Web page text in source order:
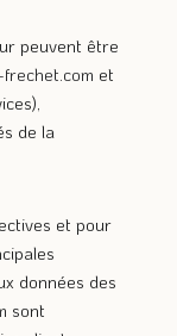
peuvent être
et
de la
et pour
données des
sont